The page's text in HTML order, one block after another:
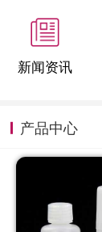
新闻资讯
产品中心
定制标物
定制仪器
新闻资讯
公司主页